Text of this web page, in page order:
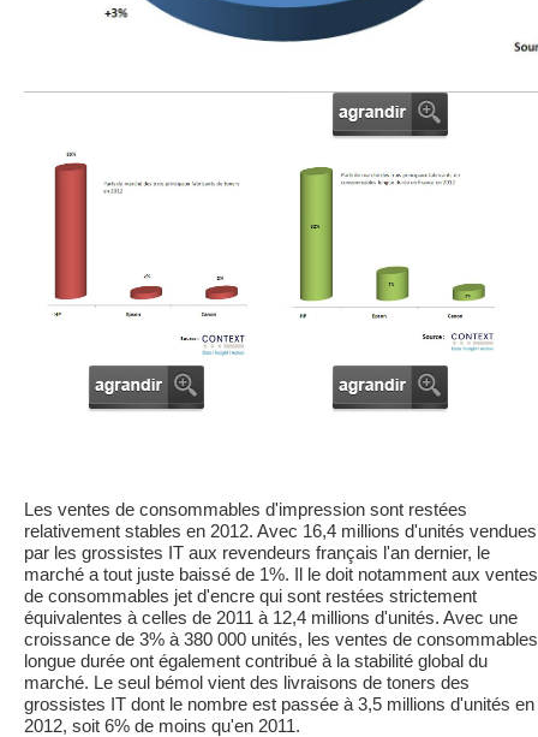
Les ventes de consommables d'impression sont restées
relativement stables en 2012. Avec 16,4 millions d'unités vendues
par les grossistes IT aux revendeurs français l'an dernier, le
marché a tout juste baissé de 1%. Il le doit notamment aux ventes
de consommables jet d'encre qui sont restées strictement
équivalentes à celles de 2011 à 12,4 millions d'unités. Avec une
croissance de 3% à 380 000 unités, les ventes de consommables
longue durée ont également contribué à la stabilité global du
marché. Le seul bémol vient des livraisons de toners des
grossistes IT dont le nombre est passée à 3,5 millions d'unités en
2012, soit 6% de moins qu'en 2011.